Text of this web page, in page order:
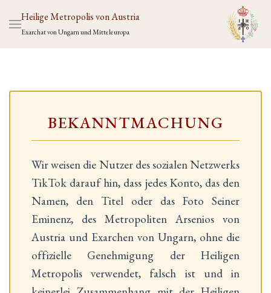
Heilige Metropolis von Austria
Exarchat von Ungarn und Mitteleuropa
BEKANNTMACHUNG
Wir weisen die Nutzer des sozialen Netzwerks
TikTok darauf hin, dass jedes Konto, das den
Namen, den Titel oder das Foto Seiner
Eminenz, des Metropoliten Arsenios von
Austria und Exarchen von Ungarn, ohne die
offizielle Genehmigung der Heiligen
Metropolis verwendet, falsch ist und in